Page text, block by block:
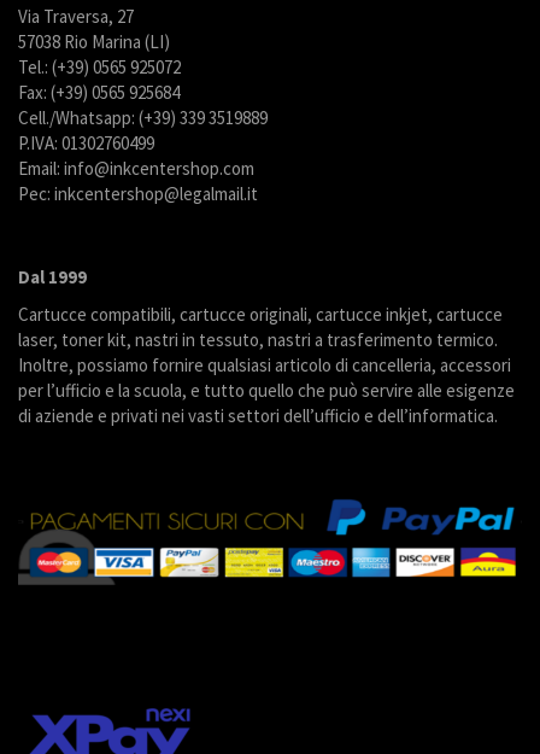
Via Traversa, 27
57038 Rio Marina (LI)
Tel.: (+39) 0565 925072
Fax: (+39) 0565 925684
Cell./Whatsapp: (+39) 339 3519889
P.IVA: 01302760499
Email: info@inkcentershop.com
Pec: inkcentershop@legalmail.it
Dal 1999
Cartucce compatibili, cartucce originali, cartucce inkjet, cartucce
laser, toner kit, nastri in tessuto, nastri a trasferimento termico.
Inoltre, possiamo fornire qualsiasi articolo di cancelleria, accessori
per l’ufficio e la scuola, e tutto quello che può servire alle esigenze
di aziende e privati nei vasti settori dell’ufficio e dell’informatica.